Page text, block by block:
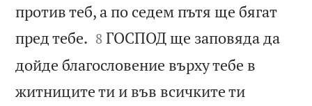
против теб, а по седем пътя ще бягат
пред тебе. 

8 ГОСПОД ще заповяда да
дойде благословение върху тебе в
житниците ти и във всичките ти